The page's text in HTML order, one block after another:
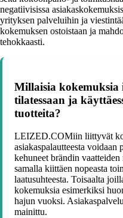
negatiivisissa
yrityksen palveluihin ja
kokemuksen ostoistaan ja
tehokkaasti.
Millaisia
tilatessaan ja
tuotteita?
LEIZED.COMiin liittyvät
asiakaspalautteesta voidaan
kehuneet brändin
samalla kiittäen nopeasta
laatusuhteesta. Toisaalta
kokemuksia esimerkiksi
hajun vuoksi.
mainittu.